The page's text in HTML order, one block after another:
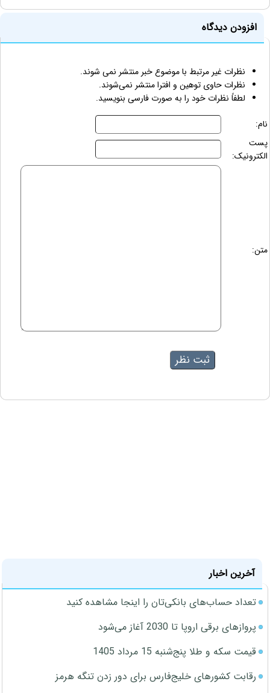
افزودن دیدگاه
نظرات غیر مرتبط با موضوع خبر منتشر نمی شوند.
نظرات حاوی توهین و افترا منتشر نمی‌شوند.
لطفاً نظرات خود را به صورت فارسی بنویسید.
نام:
پست
الکترونیک:
متن:
آخرین اخبار
تعداد حساب‌های بانکی‌تان را اینجا مشاهده کنید
پروازهای برقی اروپا تا 2030 آغاز می‌شود
قیمت سکه و طلا پنج‌شنبه 15 مرداد 1405
رقابت کشورهای خلیج‌فارس برای دور زدن تنگه هرمز